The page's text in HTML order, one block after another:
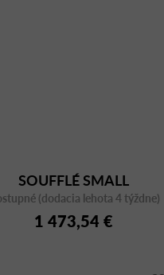
SOUFFLÉ SMALL
(dodacia lehota 4 týždne)
1 473,54 €